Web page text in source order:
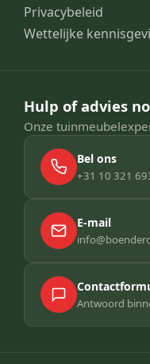
Privacybeleid
Wettelijke
Hulp of advies
Onze
Bel ons
+31 10 321
E-mail
Antwoord